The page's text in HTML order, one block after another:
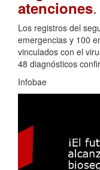
atenciones
Los registros del
emergencias y 100
vinculados con el
48 diagnósticos
Infobae